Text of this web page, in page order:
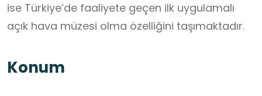
ise Türkiye’de faaliyete geçen ilk uygulamalı
açık hava müzesi olma özelliğini taşımaktadır.
Konum